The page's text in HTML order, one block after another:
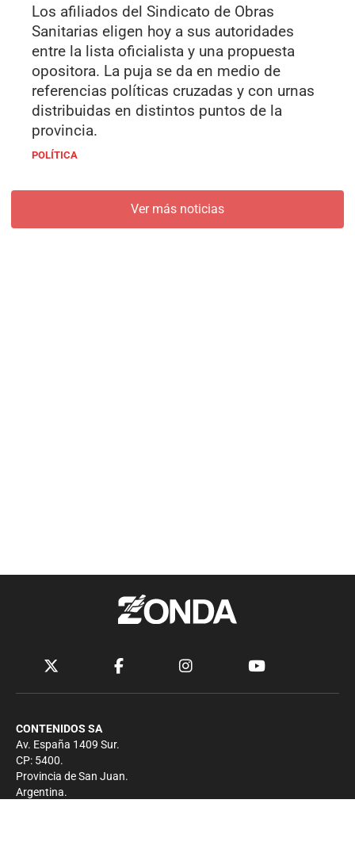
Los afiliados del Sindicato de Obras
Sanitarias eligen hoy a sus autoridades
entre la lista oficialista y una propuesta
opositora. La puja se da en medio de
referencias políticas cruzadas y con urnas
distribuidas en distintos puntos de la
provincia.
POLÍTICA
Ver más noticias
CONTENIDOS SA
Av. España 1409 Sur.
CP: 5400.
Provincia de San Juan.
Argentina.